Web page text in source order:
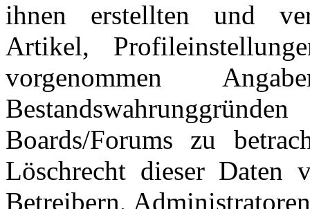
ihnen erstellten und
Artikel,
vorgenommen
Boards/Forums zu
Löschrecht dieser Daten
Betreibern,